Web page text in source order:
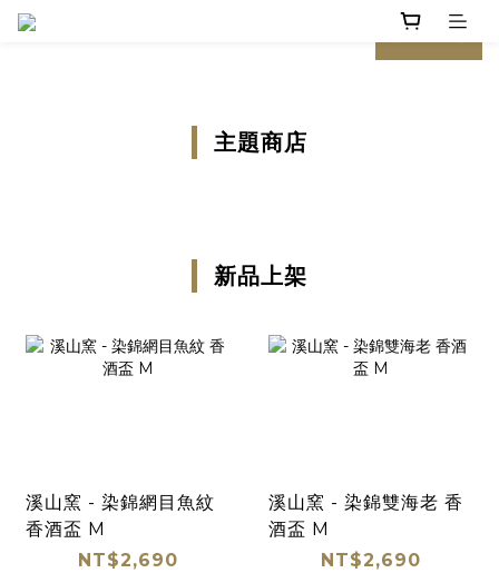
prev next
主題商店
新品上架
溪山窯 - 染錦網目魚紋
香酒盃 M
NT$2,690
溪山窯 - 染錦雙海老 香
酒盃 M
NT$2,690